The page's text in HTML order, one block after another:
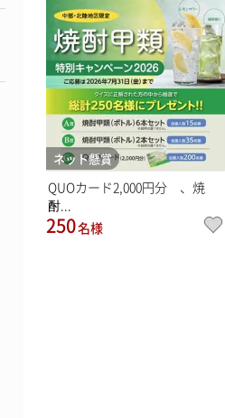
ネット懸賞
QUOカード2,000円分 、焼
酎...
250名様